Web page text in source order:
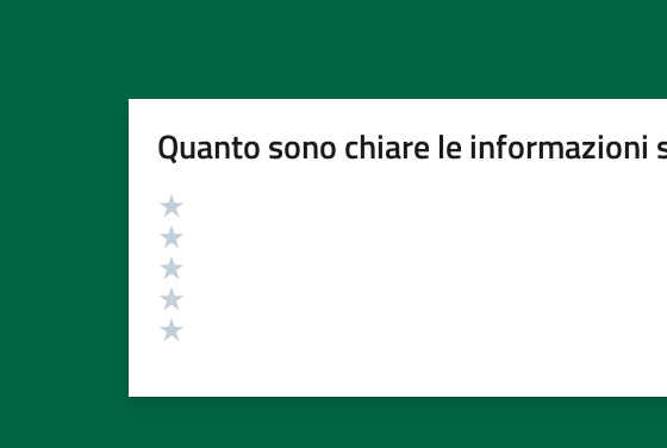
Quanto sono chiare le informazioni
Valutazione